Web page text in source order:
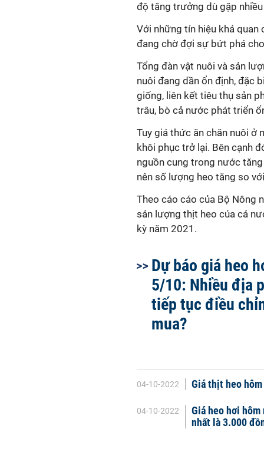
độ tăng trưởng dù gặp
Với những tín hiệu khả quan
đang chờ đợi sự bứt phá
Tổng đàn vật nuôi và sản
nuôi đang dần ổn định, đặc
giống, liên kết tiêu thụ sản
trâu, bò cả nước phát triển
Tuy giá thức ăn chăn nuôi
khôi phục trở lại. Bên cạnh
nguồn cung trong nước
nên số lượng heo tăng so
Theo cáo cáo của Bộ Nông
sản lượng thịt heo của cả
kỳ năm 2021.
Dự báo giá heo
5/10: Nhiều địa
tiếp tục điều
mua?
04-10-2022 Giá thịt heo
04-10-2022
Giá heo hơi
nhất là 3.000